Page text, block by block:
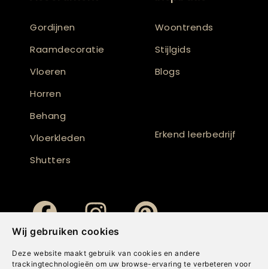
Wij gebruiken cookies
Deze website maakt gebruik van cookies en andere
trackingtechnologieën om uw browse-ervaring te verbeteren voor
Gordijnen
Raamdecoratie
Vloeren
Horren
Behang
Vloerkleden
Shutters
Woontrends
Stijlgids
Blogs
Erkend leerbedrijf